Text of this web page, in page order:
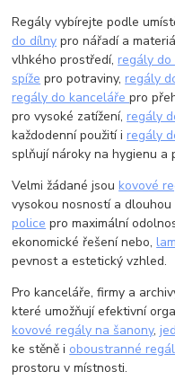
Regály vybírejte podle
do dílny pro nářadí a
vlhkého prostředí,regály do
spíže pro potraviny,regály
regály do kancelářepro
pro vysoké zatížení,regály
každodenní použití iregály
splňují nároky na hygienu a
Velmi žádané jsoukovové
vysokou nosností a
police pro maximální
ekonomické řešení nebo,
pevnost a estetický vzhled.
Pro kanceláře, firmy a
které umožňují efektivní
kovové regály na šanony,
ke stěně i oboustranné
prostoru v místnosti.